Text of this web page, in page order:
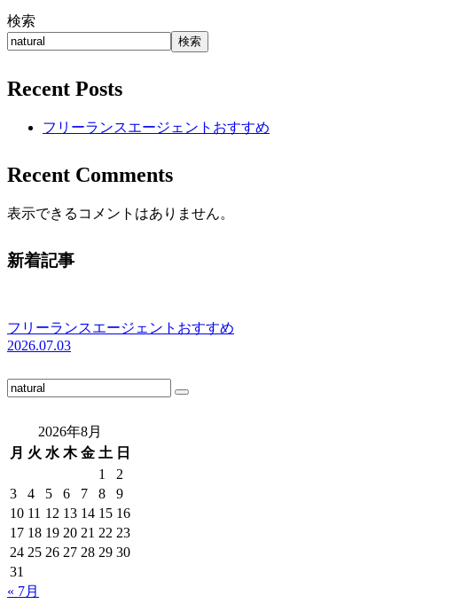
検索
検索
Recent Posts
フリーランスエージェントおすすめ
Recent Comments
表示できるコメントはありません。
新着記事
フリーランスエージェントおすすめ
2026.07.03
2026年8月
月 火 水 木 金 土 日
1
2
3
4 5 6 7 8
9
10 11 12 13 14 15 16
17 18 19 20 21 22 23
24 25 26 27 28 29 30
31
« 7月